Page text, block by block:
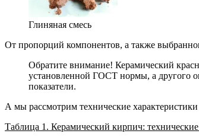
Глиняная смесь
От пропорций компонентов, а также
Обратите внимание! Керамический
установленной ГОСТ нормы, а другого
показатели.
А мы рассмотрим технические
Таблица 1. Керамический кирпич: